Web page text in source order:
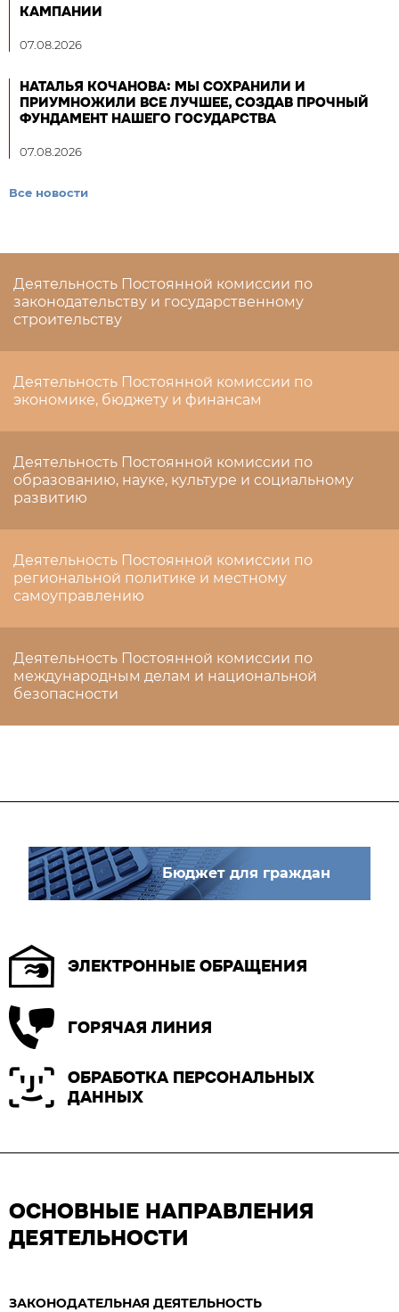
КАМПАНИИ
07.08.2026
НАТАЛЬЯ КОЧАНОВА: МЫ СОХРАНИЛИ И
ПРИУМНОЖИЛИ ВСЕ ЛУЧШЕЕ, СОЗДАВ ПРОЧНЫЙ
ФУНДАМЕНТ НАШЕГО ГОСУДАРСТВА
07.08.2026
Все новости
Деятельность Постоянной комиссии по
законодательству и государственному
строительству
Деятельность Постоянной комиссии по
экономике, бюджету и финансам
Деятельность Постоянной комиссии по
образованию, науке, культуре и социальному
развитию
Деятельность Постоянной комиссии по
региональной политике и местному
самоуправлению
Деятельность Постоянной комиссии по
международным делам и национальной
безопасности
Бюджет для граждан
ЭЛЕКТРОННЫЕ ОБРАЩЕНИЯ
ГОРЯЧАЯ ЛИНИЯ
ОБРАБОТКА ПЕРСОНАЛЬНЫХ
ДАННЫХ
ОСНОВНЫЕ НАПРАВЛЕНИЯ
ДЕЯТЕЛЬНОСТИ
ЗАКОНОДАТЕЛЬНАЯ ДЕЯТЕЛЬНОСТЬ